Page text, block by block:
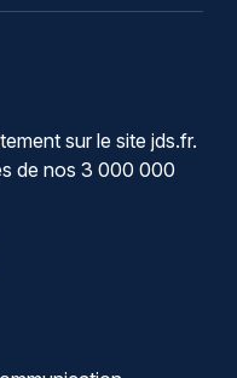
sur le site jds.fr.
de nos 3 000 000